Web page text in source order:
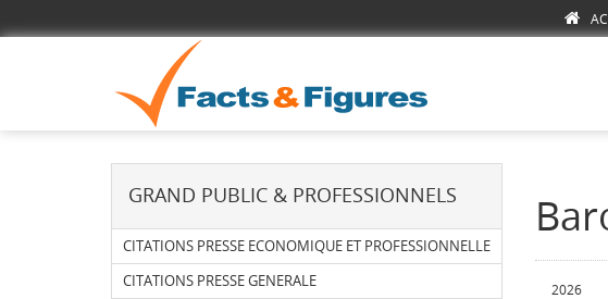
GRAND PUBLIC & PROFESSIONNELS
CITATIONS PRESSE ECONOMIQUE ET PROFESSIONNELLE
CITATIONS PRESSE GENERALE
2026